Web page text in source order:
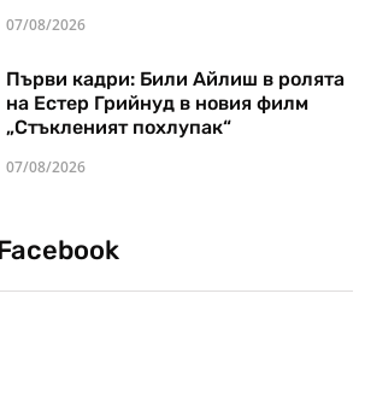
07/08/2026
Първи кадри: Били Айлиш в ролята
на Естер Грийнуд в новия филм
„Стъкленият похлупак“
07/08/2026